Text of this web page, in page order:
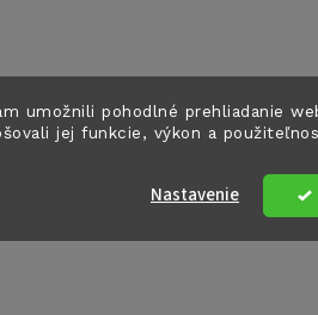
umožnili pohodlné prehliadanie
jej funkcie, výkon a
Nastavenie